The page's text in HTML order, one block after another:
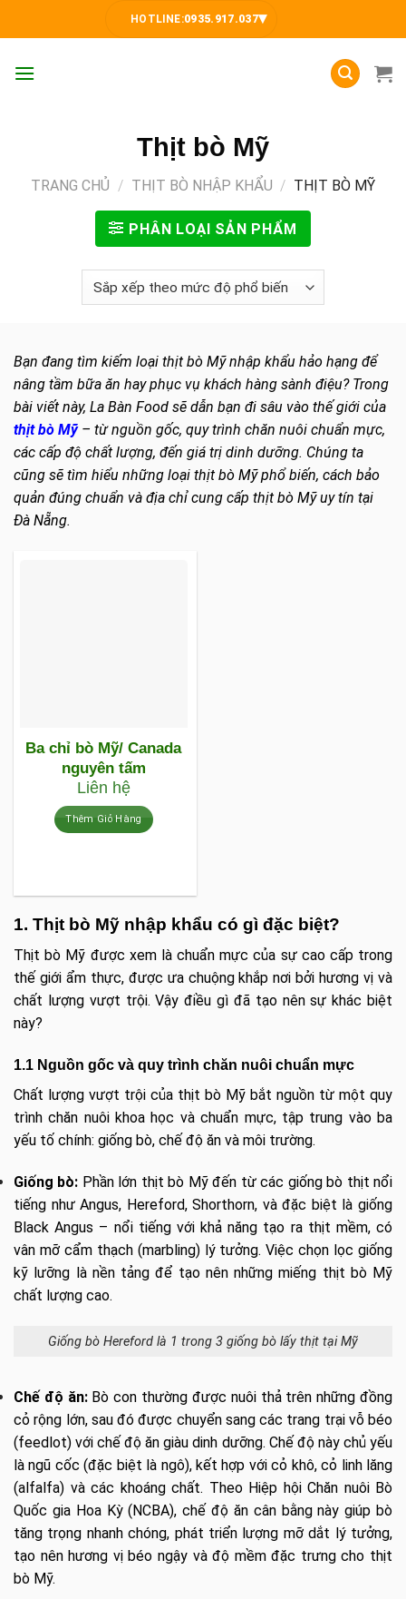
HOTLINE:0935.917.037▾
Thịt bò Mỹ
TRANG CHỦ / THỊT BÒ NHẬP KHẨU / THỊT BÒ MỸ
PHÂN LOẠI SẢN PHẨM
Bạn đang tìm kiếm loại thịt bò Mỹ nhập khẩu hảo hạng để
nâng tầm bữa ăn hay phục vụ khách hàng sành điệu? Trong
bài viết này, La Bàn Food sẽ dẫn bạn đi sâu vào thế giới của
thịt bò Mỹ– từ nguồn gốc, quy trình chăn nuôi chuẩn mực,
các cấp độ chất lượng, đến giá trị dinh dưỡng. Chúng ta
cũng sẽ tìm hiểu những loại thịt bò Mỹ phổ biến, cách bảo
quản đúng chuẩn và địa chỉ cung cấp thịt bò Mỹ uy tín tại
Đà Nẵng.
Ba chỉ bò Mỹ/ Canada
nguyên tấm
Liên hệ
Thêm Giỏ Hàng
1. Thịt bò Mỹ nhập khẩu có gì đặc biệt?
Thịt bò Mỹ được xem là chuẩn mực của sự cao cấp trong
thế giới ẩm thực, được ưa chuộng khắp nơi bởi hương vị và
chất lượng vượt trội. Vậy điều gì đã tạo nên sự khác biệt
này?
1.1 Nguồn gốc và quy trình chăn nuôi chuẩn mực
Chất lượng vượt trội của thịt bò Mỹ bắt nguồn từ một quy
trình chăn nuôi khoa học và chuẩn mực, tập trung vào ba
yếu tố chính: giống bò, chế độ ăn và môi trường.
Giống bò: Phần lớn thịt bò Mỹ đến từ các giống bò thịt nổi
tiếng như Angus, Hereford, Shorthorn, và đặc biệt là giống
Black Angus – nổi tiếng với khả năng tạo ra thịt mềm, có
vân mỡ cẩm thạch (marbling) lý tưởng. Việc chọn lọc giống
kỹ lưỡng là nền tảng để tạo nên những miếng thịt bò Mỹ
chất lượng cao.
Giống bò Hereford là 1 trong 3 giống bò lấy thịt tại Mỹ
Chế độ ăn:Bò con thường được nuôi thả trên những đồng
cỏ rộng lớn, sau đó được chuyển sang các trang trại vỗ béo
(feedlot) với chế độ ăn giàu dinh dưỡng. Chế độ này chủ yếu
là ngũ cốc (đặc biệt là ngô), kết hợp với cỏ khô, cỏ linh lăng
(alfalfa) và các khoáng chất. Theo Hiệp hội Chăn nuôi Bò
Quốc gia Hoa Kỳ (NCBA), chế độ ăn cân bằng này giúp bò
tăng trọng nhanh chóng, phát triển lượng mỡ dắt lý tưởng,
tạo nên hương vị béo ngậy và độ mềm đặc trưng cho thịt
bò Mỹ.